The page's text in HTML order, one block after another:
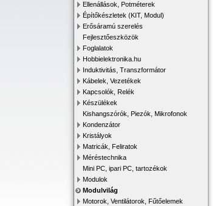
Ellenállások, Potméterek
Építőkészletek (KIT, Modul)
Erősáramú szerelés
Fejlesztőeszközök
Foglalatok
Hobbielektronika.hu
Induktivitás, Transzformátor
Kábelek, Vezetékek
Kapcsolók, Relék
Készülékek
Kishangszórók, Piezók, Mikrofonok
Kondenzátor
Kristályok
Matricák, Feliratok
Méréstechnika
Mini PC, ipari PC, tartozékok
Modulok
Modulvilág
Motorok, Ventilátorok, Fűtőelemek